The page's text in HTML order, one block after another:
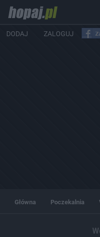
DODAJ ZALOGUJ
Główna Poczekalnia